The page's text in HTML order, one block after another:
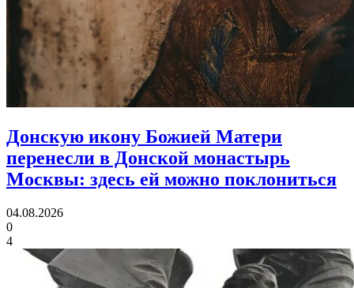
Донскую икону Божией Матери
перенесли в Донской монастырь
Москвы: здесь ей можно поклониться
04.08.2026
0
4